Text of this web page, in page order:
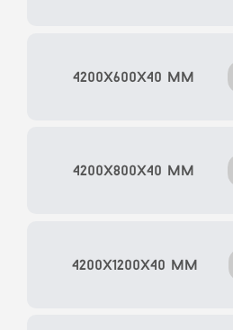
4200x600x40 мм
4200x800x40 мм
4200x1200x40 мм